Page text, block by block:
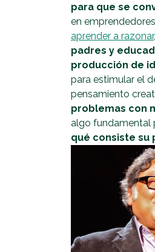
para que se
en
aprender a razonar
padres y
producción de
para estimular el
pensamiento
problemas con
algo fundamental
qué consiste su